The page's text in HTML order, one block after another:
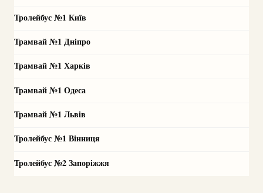
Тролейбус №1 Київ
Трамвай №1 Дніпро
Трамвай №1 Харків
Трамвай №1 Одеса
Трамвай №1 Львів
Тролейбус №1 Вінниця
Тролейбус №2 Запоріжжя